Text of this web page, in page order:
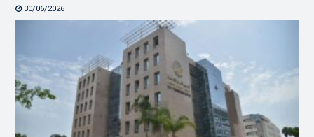
30/06/2026